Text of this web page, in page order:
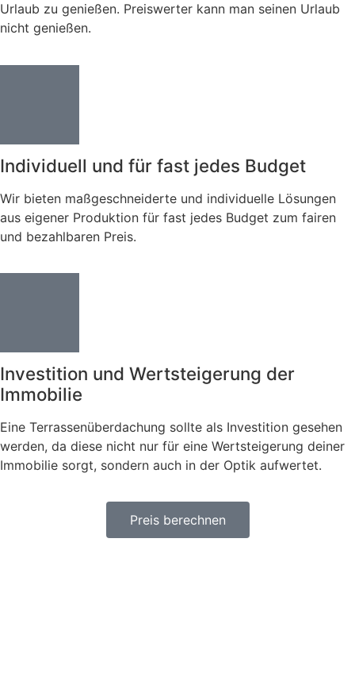
Urlaub zu genießen. Preiswerter kann man seinen Urlaub
nicht genießen.
Individuell und für fast jedes Budget
Wir bieten maßgeschneiderte und individuelle Lösungen
aus eigener Produktion für fast jedes Budget zum fairen
und bezahlbaren Preis.
Investition und Wertsteigerung der
Immobilie
Eine Terrassenüberdachung sollte als Investition gesehen
werden, da diese nicht nur für eine Wertsteigerung deiner
Immobilie sorgt, sondern auch in der Optik aufwertet.
Preis berechnen